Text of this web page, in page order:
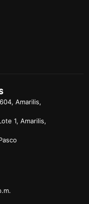
Amarilis,
1, Amarilis,